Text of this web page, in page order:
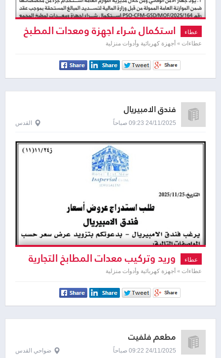
عطاء استكمال شراء اجهزة ومعدات المطبخ
عطاءات » أجهزة كهربائية وأدوات منزلية
فندق الامبيريال
24/11/2025 09:23 صباحاً القدس
عطاء وريد وتركيب معدات المطابخ التجارية
عطاءات » أجهزة كهربائية وأدوات منزلية
مطعم فلفيت
24/11/2025 09:22 صباحاً ضواحي القدس